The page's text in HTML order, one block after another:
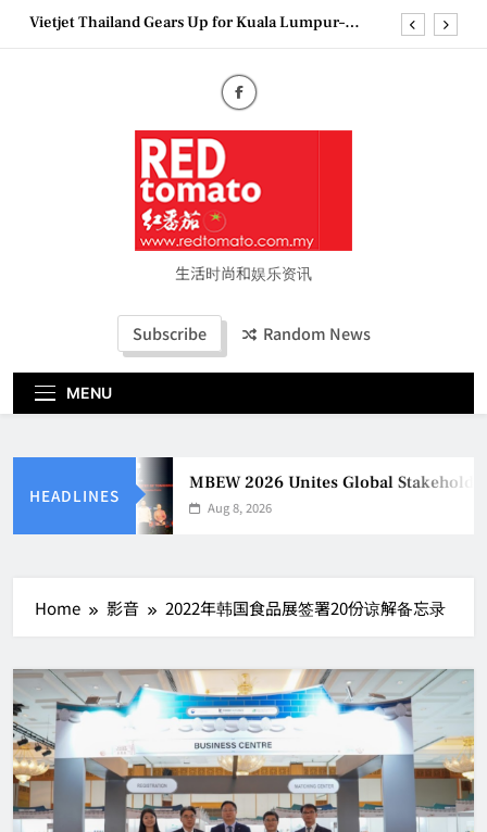
SkipVietjet Thailand Gears Up for Kuala Lumpur–
Couture Fashion Week Malaysia 2026– Press
MBEW 2026 Unites Global Stakeholders to Shape
the Future of Business Events
Vietjet Thailand Gears Up for Kuala Lumpur–
Bangkok Service Launch on9 October
Epson reinvents affordable printing with next-
generation EcoTank Series生活时尚和娱乐资讯
Subscribe Random News
MENU
HEADLINES
MBEW 2026 Unites Global
Aug 8, 2026
Home 影音 2022年韩国食品展签署20份谅解备忘录